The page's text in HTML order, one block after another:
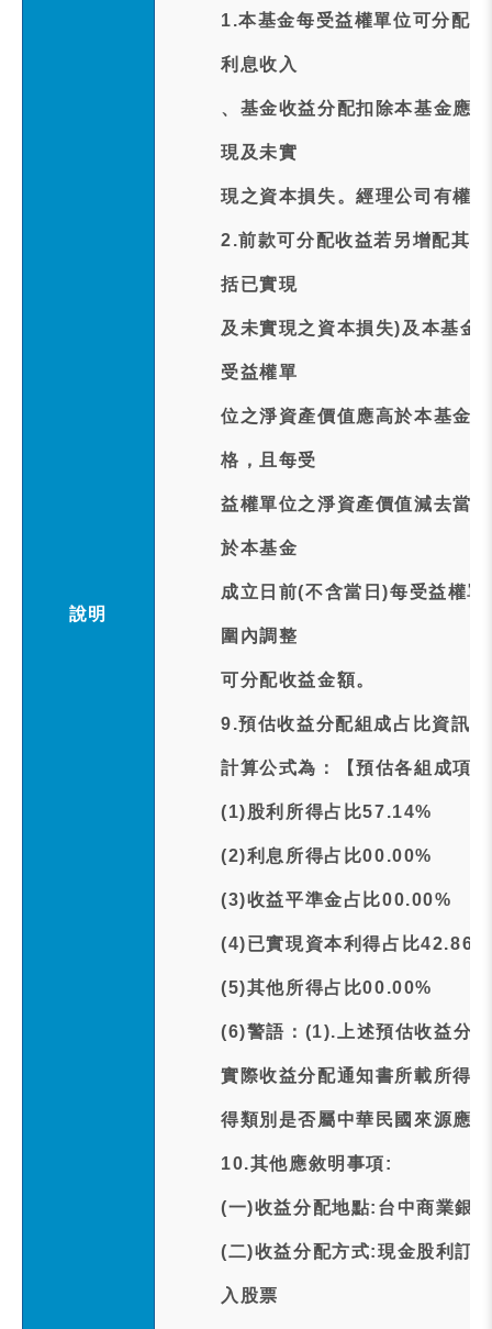
說明
1.本基金每受益權單位可分配
利息收入
、基金收益分配扣除本基金應
現及未實
現之資本損失。經理公司有權
2.前款可分配收益若另增配其
括已實現
及未實現之資本損失)及本基金
受益權單
位之淨資產價值應高於本基金
格，且每受
益權單位之淨資產價值減去當
於本基金
成立日前(不含當日)每受益權
圍內調整
可分配收益金額。
9.預估收益分配組成占比資訊:
計算公式為：【預估各組成項
(1)股利所得占比57.14%
(2)利息所得占比00.00%
(3)收益平準金占比00.00%
(4)已實現資本利得占比42.86%
(5)其他所得占比00.00%
(6)警語：(1).上述預估收益分
實際收益分配通知書所載所得
得類別是否屬中華民國來源應
10.其他應敘明事項:
(一)收益分配地點:台中商業銀
(二)收益分配方式:現金股利訂
入股票